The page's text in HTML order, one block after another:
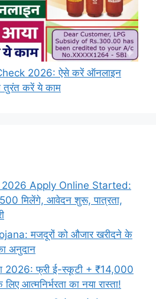
2026: ऐसे करें ऑनलाइन
करें ये काम
Apply Online Started:
मिलेंगे, आवेदन शुरू, पात्रता,
मजदूरों को औजार खरीदने के
अनुदान
2026: फ्री ई-स्कूटी + ₹14,000
आत्मनिर्भरता का नया रास्ता!